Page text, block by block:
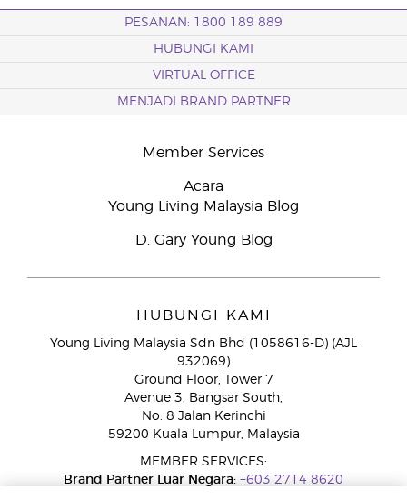
PESANAN: 1800 189 889
HUBUNGI KAMI
VIRTUAL OFFICE
MENJADI BRAND PARTNER
Member Services
Acara
Young Living Malaysia Blog
D. Gary Young Blog
HUBUNGI KAMI
Young Living Malaysia Sdn Bhd (1058616-D) (AJL
932069)
Ground Floor, Tower 7
Avenue 3, Bangsar South,
No. 8 Jalan Kerinchi
59200 Kuala Lumpur, Malaysia
MEMBER SERVICES:
Brand Partner Luar Negara: +603 2714 8620